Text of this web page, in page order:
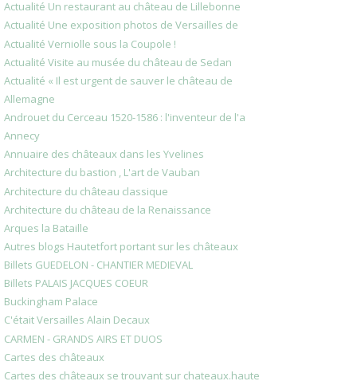
Actualité Un restaurant au château de Lillebonne
Actualité Une exposition photos de Versailles de
Actualité Verniolle sous la Coupole !
Actualité Visite au musée du château de Sedan
Actualité « Il est urgent de sauver le château de
Allemagne
Androuet du Cerceau 1520-1586 : l'inventeur de l'a
Annecy
Annuaire des châteaux dans les Yvelines
Architecture du bastion , L'art de Vauban
Architecture du château classique
Architecture du château de la Renaissance
Arques la Bataille
Autres blogs Hautetfort portant sur les châteaux
Billets GUEDELON - CHANTIER MEDIEVAL
Billets PALAIS JACQUES COEUR
Buckingham Palace
C'était Versailles Alain Decaux
CARMEN - GRANDS AIRS ET DUOS
Cartes des châteaux
Cartes des châteaux se trouvant sur chateaux.haute